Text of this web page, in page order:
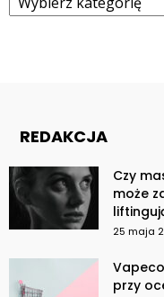
REDAKCJA
Czy
może
25 maja
przy